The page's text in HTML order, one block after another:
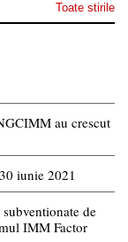
Toate stirile
au crescut
iunie 2021
de
IMM Factor